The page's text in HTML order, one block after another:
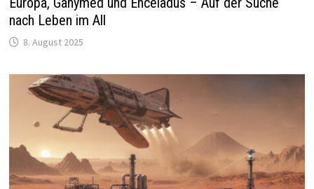
nach Leben im All
8. August 2025